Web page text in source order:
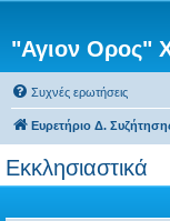
"Αγιον Ορος"
Συχνές ερωτήσεις
Ευρετήριο Δ.
Εκκλησιαστικά